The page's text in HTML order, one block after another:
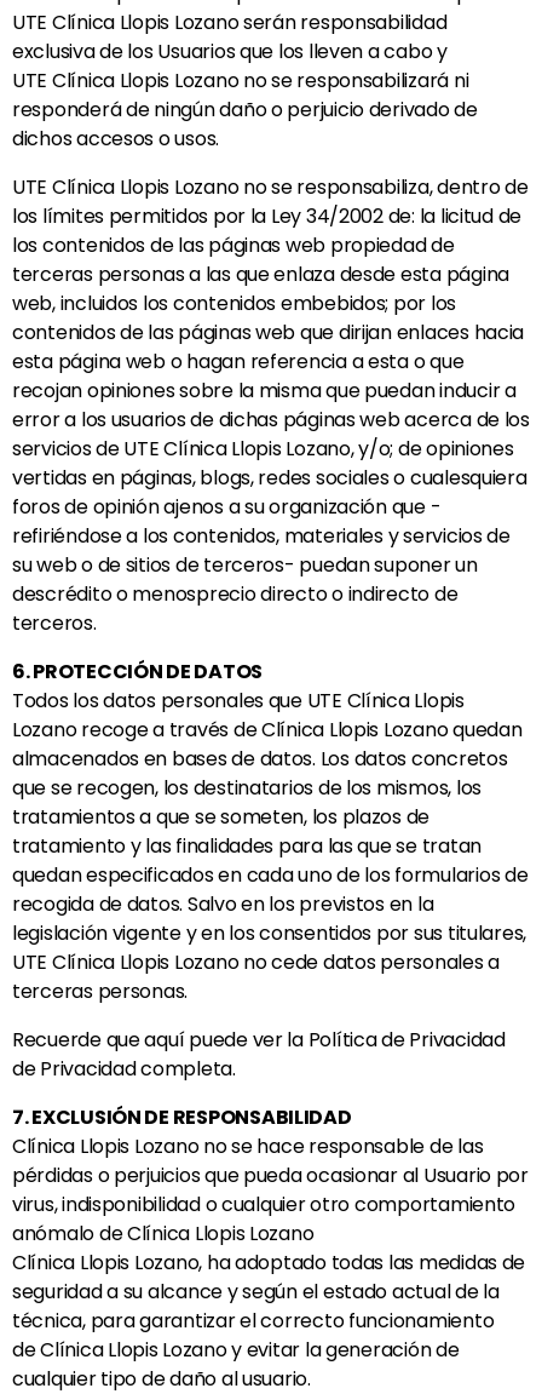
UTE Clínica Llopis Lozanoserán responsabilidad
exclusiva de los Usuarios que los lleven a cabo y
UTE Clínica Llopis Lozanono se responsabilizará ni
responderá de ningún daño o perjuicio derivado de
dichos accesos o usos.
UTE Clínica Llopis Lozanono se responsabiliza, dentro de
los límites permitidos por la Ley 34/2002 de: la licitud de
los contenidos de las páginas web propiedad de
terceras personas a las que enlaza desde esta página
web, incluidos los contenidos embebidos; por los
contenidos de las páginas web que dirijan enlaces hacia
esta página web o hagan referencia a esta o que
recojan opiniones sobre la misma que puedan inducir a
error a los usuarios de dichas páginas web acerca de los
servicios de UTEClínica Llopis Lozano,y/o; de opiniones
vertidas en páginas, blogs, redes sociales o cualesquiera
foros de opinión ajenos a su organización que -
refiriéndose a los contenidos, materiales y servicios de
su web o de sitios de terceros- puedan suponer un
descrédito o menosprecio directo o indirecto de
terceros.
6. PROTECCIÓN DE DATOS
Todos los datos personales que UTE Clínica Llopis
Lozanorecoge a través deClínica Llopis Lozanoquedan
almacenados en bases de datos. Los datos concretos
que se recogen, los destinatarios de los mismos, los
tratamientos a que se someten, los plazos de
tratamiento y las finalidades para las que se tratan
quedan especificados en cada uno de los formularios de
recogida de datos. Salvo en los previstos en la
legislación vigente y en los consentidos por sus titulares,
UTE Clínica Llopis Lozanono cede datos personales a
terceras personas.
Recuerde que aquí puede ver la Política de Privacidad
de Privacidad completa.
7. EXCLUSIÓN DE RESPONSABILIDAD
Clínica Llopis Lozano no se hace responsable de las
pérdidas o perjuicios que pueda ocasionar al Usuario por
virus, indisponibilidad o cualquier otro comportamiento
anómalo de Clínica Llopis Lozano
Clínica Llopis Lozano, ha adoptado todas las medidas de
seguridad a su alcance y según el estado actual de la
técnica, para garantizar el correcto funcionamiento
deClínica Llopis Lozanoy evitar la generación de
cualquier tipo de daño al usuario.